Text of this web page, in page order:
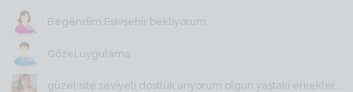
Begendim Eskişehir bekliyorum
Gözel uygulama
güzel site seviyeli dostluk arıyorum olgun yaştaki erkekler...